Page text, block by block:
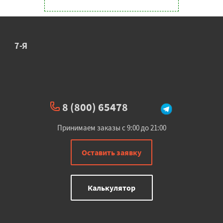
7-Я
8 (800) 65478
Принимаем заказы с 9:00 до 21:00
Оставить заявку
Калькулятор